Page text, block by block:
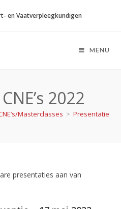
en Vaatverpleegkundigen
MENU
2022
Masterclasses > Presentaties
presentaties aan van